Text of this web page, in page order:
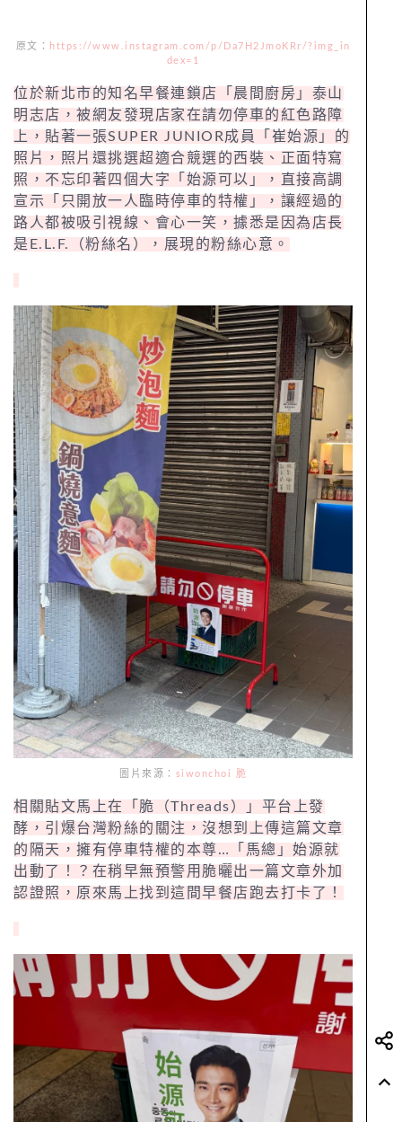
原文：
https://www.instagram.com/p/Da7H2JmoKRr/?img_in
dex=1
位於新北市的知名早餐連鎖店「晨間廚房」泰山
明志店，被網友發現店家在請勿停車的紅色路障
上，貼著一張SUPER JUNIOR成員「崔始源」的
照片，照片還挑選超適合競選的西裝、正面特寫
照，不忘印著四個大字「始源可以」，直接高調
宣示「只開放一人臨時停車的特權」，讓經過的
路人都被吸引視線、會心一笑，據悉是因為店長
是E.L.F.（粉絲名），展現的粉絲心意。
圖片來源： siwonchoi 脆
相關貼文馬上在「脆（Threads）」平台上發
酵，引爆台灣粉絲的關注，沒想到上傳這篇文章
的隔天，擁有停車特權的本尊…「馬總」始源就
出動了！？在稍早無預警用脆曬出一篇文章外加
認證照，原來馬上找到這間早餐店跑去打卡了！